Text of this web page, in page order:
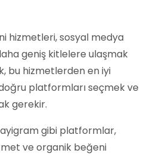
hizmetleri, sosyal medya
geniş kitlelere ulaşmak
bu hizmetlerden en iyi
platformları seçmek ve
gerekir.
gibi platformlar,
ve organik beğeni